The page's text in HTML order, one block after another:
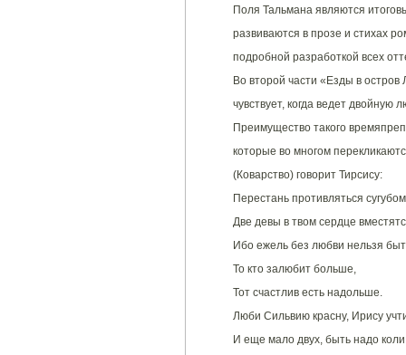
Поля Тальмана являются
развиваются в прозе и стихах
подробной разработкой всех
Во второй части «Езды в
чувствует, когда ведет двойную
Преимущество такого
которые во многом
(Коварство) говорит Тирсису:
Перестань противляться
Две девы в твом сердце
Ибо ежель без любви нельзя
То кто залюбит больше,
Тот счастлив есть надольше.
Люби Сильвию красну, Ирису
И еще мало двух, быть надо коли